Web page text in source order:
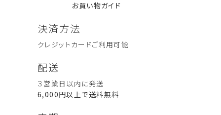
詰替えあり
税込
AKIU 60ml
定期便あり 詰替えあり
税込 2,750
リートセット）
税込 6,000
お買い物ガイド
決済方法
クレジットカードご利用可能
配送
３営業日以内に発送
6,000円以上で送料無料